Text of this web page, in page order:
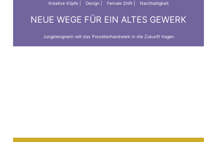
Kreative Köpfe Design Female Shift Nachhaltigkeit
NEUE WEGE FÜR EIN ALTES GEWERK
Jungdesignerin will das Porzellanhandwerk in die Zukunft tragen